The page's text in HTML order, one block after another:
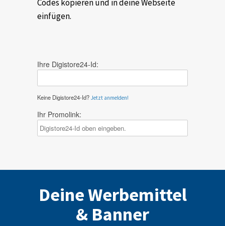
Codes kopieren und in deine Webseite
einfügen.
Ihre Digistore24-Id:
Keine Digistore24-Id? Jetzt anmelden!
Ihr Promolink:
Deine Werbemittel
& Banner